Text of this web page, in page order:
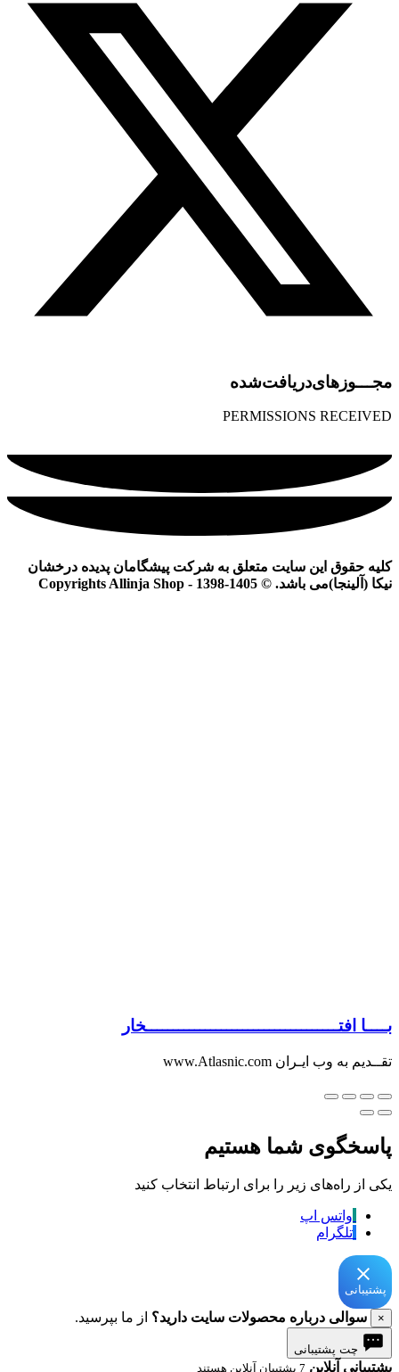
مجـــوز‌های‌دریافت‌شده
PERMISSIONS RECEIVED
کلیه حقوق این سایت متعلق به شرکت پیشگامان پدیده درخشان
نیکا (آلینجا)می باشد. © Copyrights Allinja Shop - 1398-1405
بــــا افتــــــــــــــــــــــــــــــــــــخار
تقــدیم به وب ایـران www.Atlasnic.com
پاسخگوی شما هستیم
یکی از راه‌های زیر را برای ارتباط انتخاب کنید
واتس اپ
تلگرام
پشتیبانی
× سوالی درباره محصولات سایت دارید؟ از ما بپرسید.
چت پشتیبانی
پشتیبانی آنلاین 7 پشتیبان آنلاین هستند